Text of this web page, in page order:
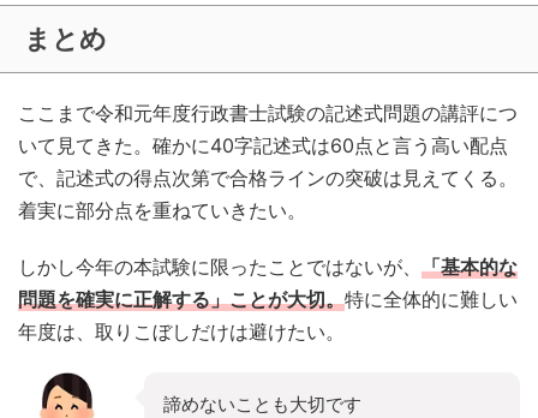
まとめ
ここまで令和元年度行政書士試験の記述式問題の講評につ
いて見てきた。確かに40字記述式は60点と言う高い配点
で、記述式の得点次第で合格ラインの突破は見えてくる。
着実に部分点を重ねていきたい。
しかし今年の本試験に限ったことではないが、 「基本的な
問題を確実に正解する」ことが大切。特に全体的に難しい
年度は、取りこぼしだけは避けたい。
諦めないことも大切です